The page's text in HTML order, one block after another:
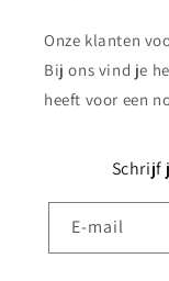
Onze klanten
Bij ons vind je
heeft voor een
Schrijf
E‑mail